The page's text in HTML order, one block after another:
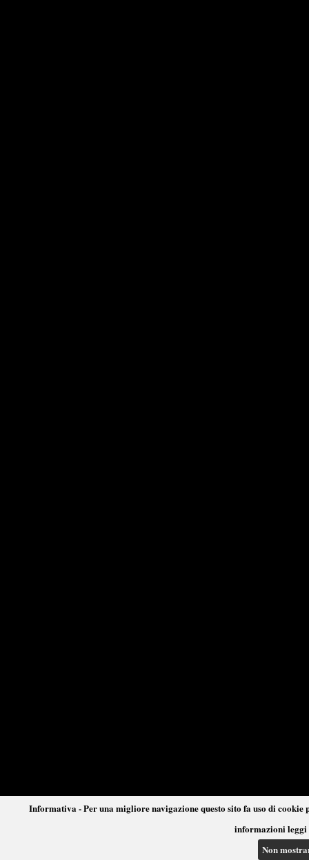
Informativa - Per una migliore navigazione questo sito fa uso di
informazioni leggi
Non